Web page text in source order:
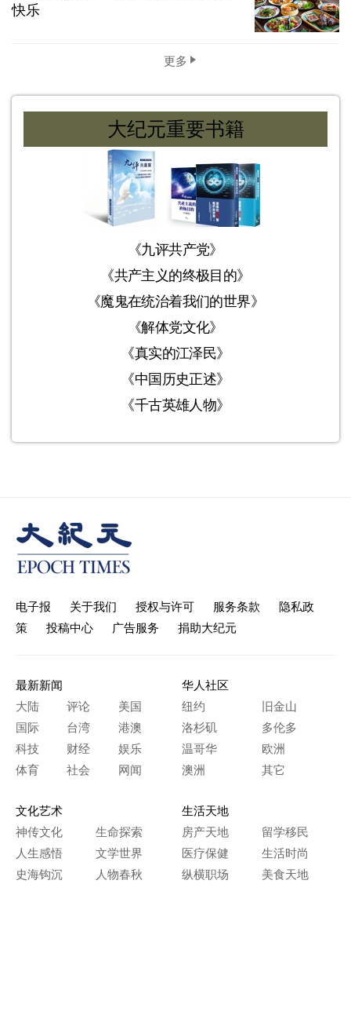
快乐
更多
大纪元重要书籍
《九评共产党》
《共产主义的终极目的》
《魔鬼在统治着我们的世界》
《解体党文化》
《真实的江泽民》
《中国历史正述》
《千古英雄人物》
电子报 关于我们 授权与许可 服务条款
隐私政
策
投稿中心 广告服务 捐助大纪元
最新新闻
大陆
评论
美国
国际
台湾
港澳
科技
财经
娱乐
体育
社会 网闻
华人社区
纽约
旧金山
洛杉矶
多伦多
温哥华
欧洲
澳洲
其它
文化艺术
神传文化
生命探索
人生感悟
文学世界
史海钩沉
人物春秋
生活天地
房产天地
留学移民
医疗保健
生活时尚
纵横职场
美食天地